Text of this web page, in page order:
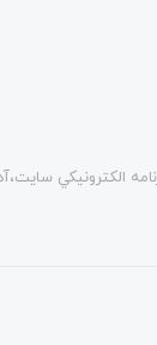
الكترونيكي